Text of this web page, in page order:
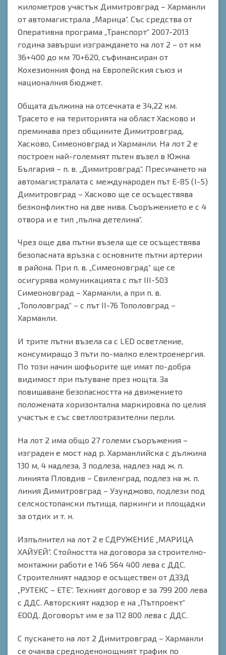
километров участък Димитровград – Харманли
от автомагистрала „Марица“. Със средства от
Оперативна програма „Транспорт“ 2007-2013
година завърши изграждането на лот 2 – от км
36+400 до км 70+620, съфинансиран от
Кохезионния фонд на Европейския съюз и
националния бюджет.
Общата дължина на отсечката е 34,22 км.
Трасето е на територията на област Хасково и
преминава през общините Димитровград,
Хасково, Симеоновград и Харманли. На лот 2 е
построен най-големият пътен възел в Южна
България – п. в. „Димитровград“. Пресичането на
автомагистралата с международен път Е-85 (І-5)
Димитровград – Хасково ще се осъществява
безконфликтно на две нива. Съоръжението е с 4
отвора и е тип „пълна детелина“.
Чрез още два пътни възела ще се осъществява
безопасната връзка с основните пътни артерии
в района. При п. в. „Симеоновград“ ще се
осигурява комуникацията с път III-503
Симеоновград – Харманли, а при п. в.
„Тополовград“ – с път II-76 Тополовград –
Харманли.
И трите пътни възела са с LED осветление,
консумиращо 3 пъти по-малко електроенергия.
По този начин шофьорите ще имат по-добра
видимост при пътуване през нощта. За
повишаване безопасността на движението
положената хоризонтална маркировка по целия
участък е със светлоотразителни перли.
На лот 2 има общо 27 големи съоръжения –
изграден е мост над р. Харманлийска с дължина
130 м, 4 надлеза, 3 подлеза, надлез над ж. п.
линията Пловдив – Свиленград, подлез на ж. п.
линия Димитровград – Узунджово, подлези под
селскостопански пътища, паркинги и площадки
за отдих и т. н.
Изпълнител на лот 2 е СДРУЖЕНИЕ „МАРИЦА
ХАЙУЕЙ“. Стойността на договора за строително-
монтажни работи е 146 564 400 лева с ДДС.
Строителният надзор е осъществен от ДЗЗД
„РУТЕКС – ЕТЕ“. Техният договор е за 799 200 лева
с ДДС. Авторският надзор е на „Пътпроект“
ЕООД. Договорът им е за 112 800 лева с ДДС.
С пускането на лот 2 Димитровград – Харманли
се очаква средноденонощният трафик по